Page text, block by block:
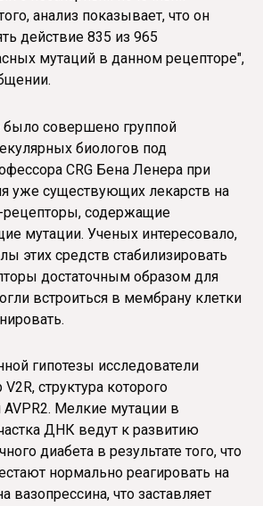
анализ показывает, что он
действие 835 из 965
мутаций в данном рецепторе",
совершено группой
биологов под
CRG Бена Ленера при
уже существующих лекарств на
рецепторы, содержащие
мутации. Ученых интересовало,
этих средств стабилизировать
достаточным образом для
встроиться в мембрану клетки
гипотезы исследователи
структура которого
AVPR2. Мелкие мутации в
ДНК ведут к развитию
диабета в результате того, что
нормально реагировать на
вазопрессина, что заставляет